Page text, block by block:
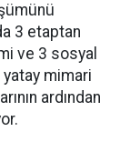
3 etaptan
ve 3 sosyal
mimari
ardından